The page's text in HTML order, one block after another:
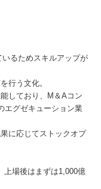
るためスキルアップが
行う文化。
しており、M＆Aコン
エグゼキューション業
に応じてストックオプ
上場後はまずは1,000億